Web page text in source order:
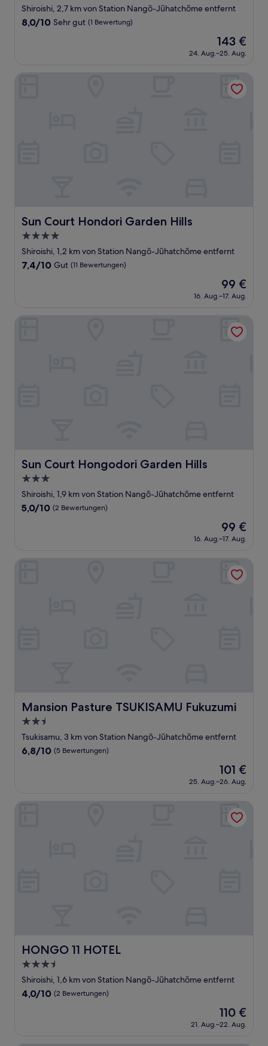
Sterne-
Unterkunft
Shiroishi, 2,7 km von Station Nangō-Jūhatchōme entfernt
8.0
(1
8,0/10 Sehr gut (1 Bewertung)
Der
Preis
beträgt
143 €
24. Aug.–25. Aug.
Sun Court Hondori Garden Hills
Sun Court Hondori Garden Hills
4.0-
Sterne-
Unterkunft
Shiroishi, 1,2 km von Station Nangō-Jūhatchōme entfernt
7.4
Bewertungen)
7,4/10 Gut (11 Bewertungen)
Der
Preis
beträgt
99 €
16. Aug.–17. Aug.
Sun Court Hongodori Garden Hills
Sun Court Hongodori Garden Hills
3.0-
Sterne-
Unterkunft
Shiroishi, 1,9 km von Station Nangō-Jūhatchōme entfernt
5.0
5,0/10 (2 Bewertungen)
Der
Preis
beträgt
99 €
16. Aug.–17. Aug.
Mansion Pasture TSUKISAMU Fukuzumi
Mansion Pasture TSUKISAMU Fukuzumi
2.5-
Sterne-
Unterkunft
Tsukisamu, 3 km von Station Nangō-Jūhatchōme entfernt
6.8
6,8/10 (5 Bewertungen)
Der
Preis
beträgt
101 €
25. Aug.–26. Aug.
HONGO 11 HOTEL
HONGO 11 HOTEL
3.5-
Sterne-
Unterkunft
Shiroishi, 1,6 km von Station Nangō-Jūhatchōme entfernt
4.0
4,0/10 (2 Bewertungen)
Der
Preis
beträgt
110 €
21. Aug.–22. Aug.